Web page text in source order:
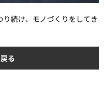
続け、モノづくりをしてき
る